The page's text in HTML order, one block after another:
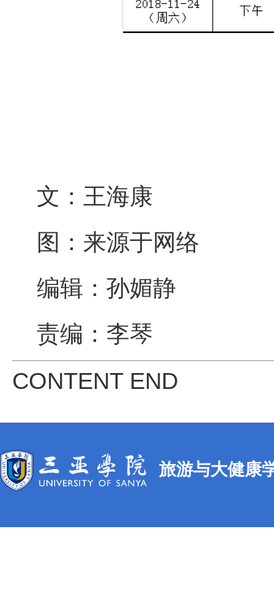
文：王海康
图：来源于网络
编辑：孙媚静
责编：李琴
CONTENT END
旅游与大健康